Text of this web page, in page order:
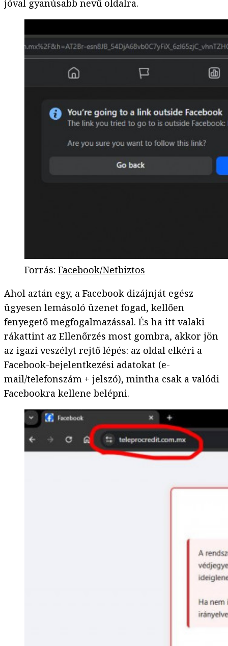
jóval gyanúsabb nevű oldalra.
Forrás: Facebook/Netbiztos
Ahol aztán egy, a Facebook dizájnját egész
ügyesen lemásoló üzenet fogad, kellően
fenyegető megfogalmazással. És ha itt valaki
rákattint az Ellenőrzés most gombra, akkor jön
az igazi veszélyt rejtő lépés: az oldal elkéri a
Facebook-bejelentkezési adatokat (e-
mail/telefonszám + jelszó), mintha csak a valódi
Facebookra kellene belépni.